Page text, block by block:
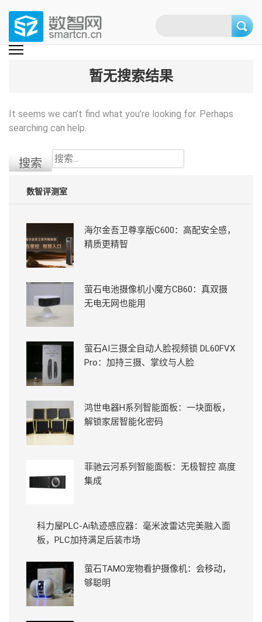
content
(Press
数智网
智能家居第一资讯门户 | 智能家居系统，智能家居产品，智能家居解决方
暂无搜索结果
It seems we can’t find what you’re looking for. Perhaps
searching can help.
搜
索：
数智评测室
海尔金吾卫尊享版C600：高配安全感，
精质更精智
萤石电池摄像机小魔方CB60：真双摄
无电无网也能用
萤石AI三摄全自动人脸视频锁 DL60FVX
Pro：加持三摄、掌纹与人脸
鸿世电器H系列智能面板：一块面板，
解锁家居智能化密码
菲驰云河系列智能面板：无极智控 高度
集成
科力屋PLC-Ai轨迹感应器：毫米波雷达完美融入面
板，PLC加持满足后装市场
萤石TAMO宠物看护摄像机：会移动，
够聪明